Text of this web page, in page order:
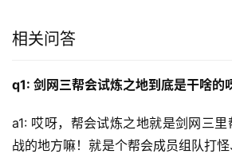
相关问答
q1: 剑网三帮会试炼之地到底是干啥的
a1: 哎呀，帮会试炼之地就是剑网三
战的地方嘛！就是个帮会成员组队打